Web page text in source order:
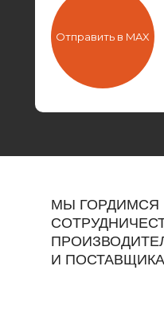
Отправить в MAX
МЫ ГОРДИМСЯ
И